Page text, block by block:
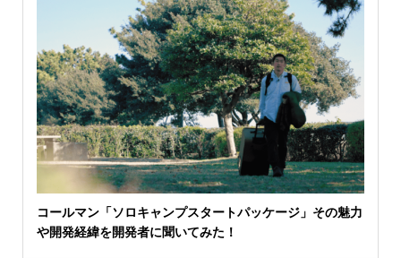
コールマン「ソロキャンプスタートパッケージ」その魅力
や開発経緯を開発者に聞いてみた！